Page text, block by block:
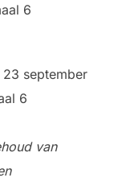
6
september
6
van